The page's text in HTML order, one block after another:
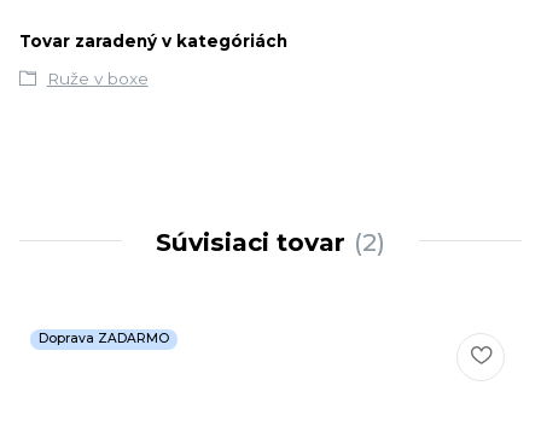
Tovar zaradený v kategóriách
Ruže v boxe
Súvisiaci tovar 2
Doprava ZADARMO